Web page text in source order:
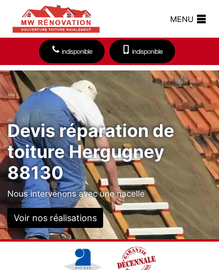
MENU
indisponible indisponible
Devis réparation de
toiture Hergugney
88130
Nous intervenons avec une nacelle
Voir nos réalisations